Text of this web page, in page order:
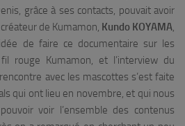
grâce à ses contacts, pouvait avoir
de Kumamon, Kundo KOYAMA,
de faire ce documentaire sur les
rouge Kumamon, et l’interview du
avec les mascottes s’est faite
qui ont lieu en novembre, et qui nous
voir l’ensemble des contenus